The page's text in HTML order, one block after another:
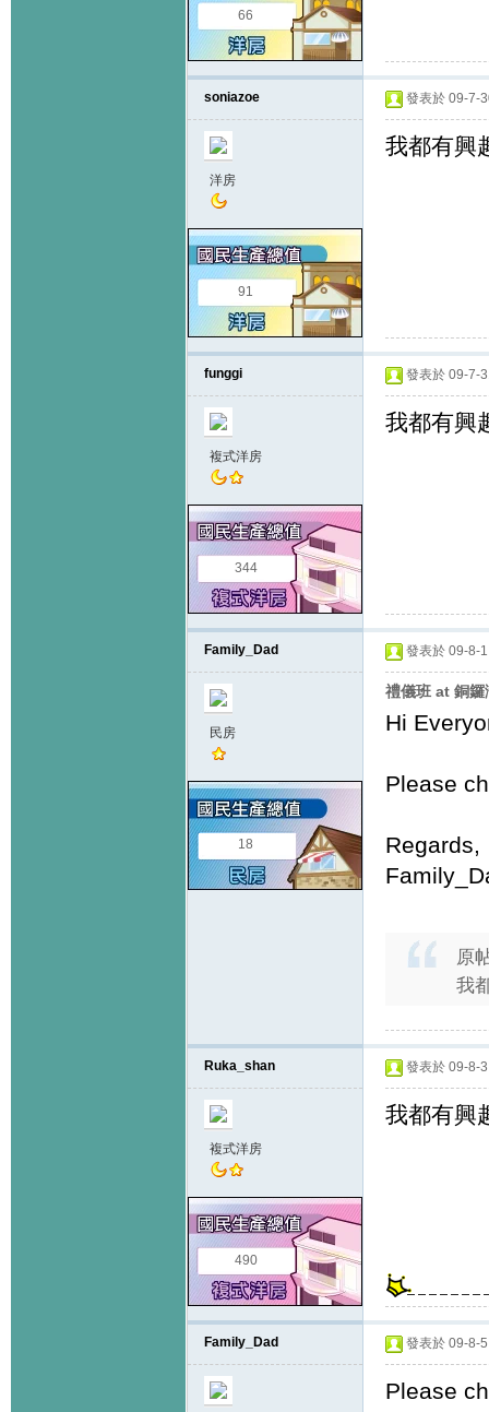
66
soniazoe
洋房
91
發表於 09-7-
我都有興
funggi
複式洋房
344
發表於 09-7-
我都有興
Family_Dad
民房
18
發表於 09-8-
禮儀班 at 銅
Hi
Please
Regards,
原
我
Ruka_shan
複式洋房
490
發表於 09-8-
我都有興
Family_Dad 發表於 09-8-
Please